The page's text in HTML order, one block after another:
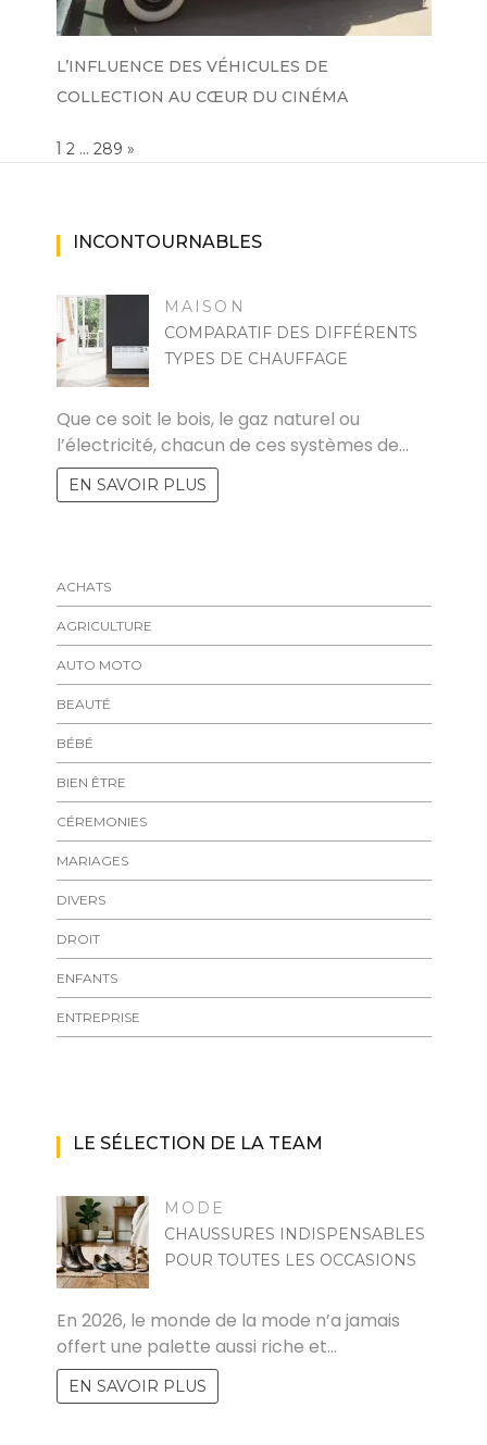
L’INFLUENCE DES VÉHICULES DE
COLLECTION AU CŒUR DU CINÉMA
Page:
1 2 … 289 NEXT
»
INCONTOURNABLES
MAISON
COMPARATIF DES DIFFÉRENTS
TYPES DE CHAUFFAGE
Que ce soit le bois, le gaz naturel ou
l’électricité, chacun de ces systèmes de…
EN SAVOIR PLUS
ACHATS
AGRICULTURE
AUTO MOTO
BEAUTÉ
BÉBÉ
BIEN ÊTRE
CÉREMONIES
MARIAGES
DIVERS
DROIT
ENFANTS
ENTREPRISE
LE SÉLECTION DE LA TEAM
MODE
CHAUSSURES INDISPENSABLES
POUR TOUTES LES OCCASIONS
En 2026, le monde de la mode n’a jamais
offert une palette aussi riche et…
EN SAVOIR PLUS